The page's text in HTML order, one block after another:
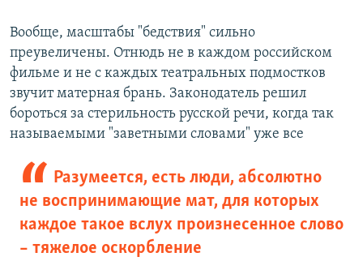
Вообще, масштабы "бедствия" сильно
преувеличены. Отнюдь не в каждом российском
фильме и не с каждых театральных подмостков
звучит матерная брань. Законодатель решил
бороться за стерильность русской речи, когда так
называемыми "заветными словами" уже все
Разумеется, есть люди, абсолютно
не воспринимающие мат, для которых
каждое такое вслух произнесенное слово
– тяжелое оскорбление